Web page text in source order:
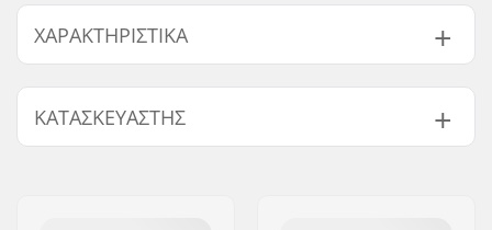
ΧΑΡΑΚΤΗΡΙΣΤΙΚΆ
Τεμάχια ανά πακέτο: 2
ΚΑΤΑΣΚΕΥΑΣΤΉΣ